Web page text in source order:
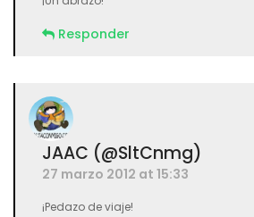
Responder
JAAC (@SltCnmg)
27 marzo 2012 at 15:33
¡Pedazo de viaje!